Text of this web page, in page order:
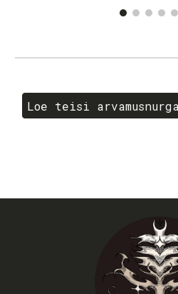
Loe teisi